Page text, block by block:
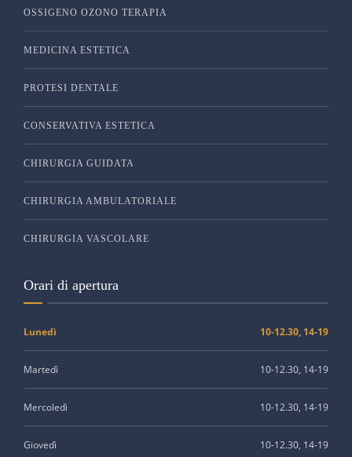
OSSIGENO OZONO TERAPIA
MEDICINA ESTETICA
PROTESI DENTALE
CONSERVATIVA ESTETICA
CHIRURGIA GUIDATA
CHIRURGIA AMBULATORIALE
CHIRURGIA VASCOLARE
Orari di apertura
Lunedì 10-12.30, 14-19
Martedì 10-12.30, 14-19
Mercoledì 10-12.30, 14-19
Giovedì 10-12.30, 14-19